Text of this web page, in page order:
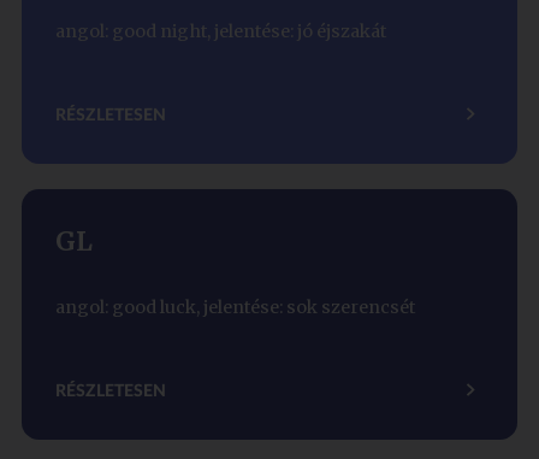
angol: good night, jelentése: jó éjszakát
RÉSZLETESEN
GL
angol: good luck, jelentése: sok szerencsét
RÉSZLETESEN